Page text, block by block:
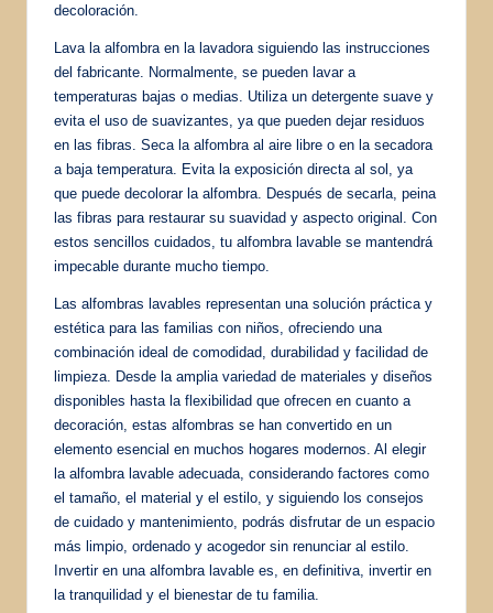
decoloración.
Lava la alfombra en la lavadora siguiendo las instrucciones
del fabricante. Normalmente, se pueden lavar a
temperaturas bajas o medias. Utiliza un detergente suave y
evita el uso de suavizantes, ya que pueden dejar residuos
en las fibras. Seca la alfombra al aire libre o en la secadora
a baja temperatura. Evita la exposición directa al sol, ya
que puede decolorar la alfombra. Después de secarla, peina
las fibras para restaurar su suavidad y aspecto original. Con
estos sencillos cuidados, tu alfombra lavable se mantendrá
impecable durante mucho tiempo.
Las alfombras lavables representan una solución práctica y
estética para las familias con niños, ofreciendo una
combinación ideal de comodidad, durabilidad y facilidad de
limpieza. Desde la amplia variedad de materiales y diseños
disponibles hasta la flexibilidad que ofrecen en cuanto a
decoración, estas alfombras se han convertido en un
elemento esencial en muchos hogares modernos. Al elegir
la alfombra lavable adecuada, considerando factores como
el tamaño, el material y el estilo, y siguiendo los consejos
de cuidado y mantenimiento, podrás disfrutar de un espacio
más limpio, ordenado y acogedor sin renunciar al estilo.
Invertir en una alfombra lavable es, en definitiva, invertir en
la tranquilidad y el bienestar de tu familia.